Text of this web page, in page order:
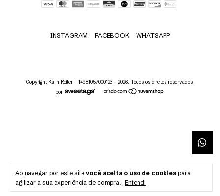
Ao navegar por este site você aceita o uso de cookies para
agilizar a sua experiência de compra. Entendi
INSTAGRAM FACEBOOK WHATSAPP
Copyright Karin Reiter - 14981057000123 - 2026. Todos os direitos reservados.
por